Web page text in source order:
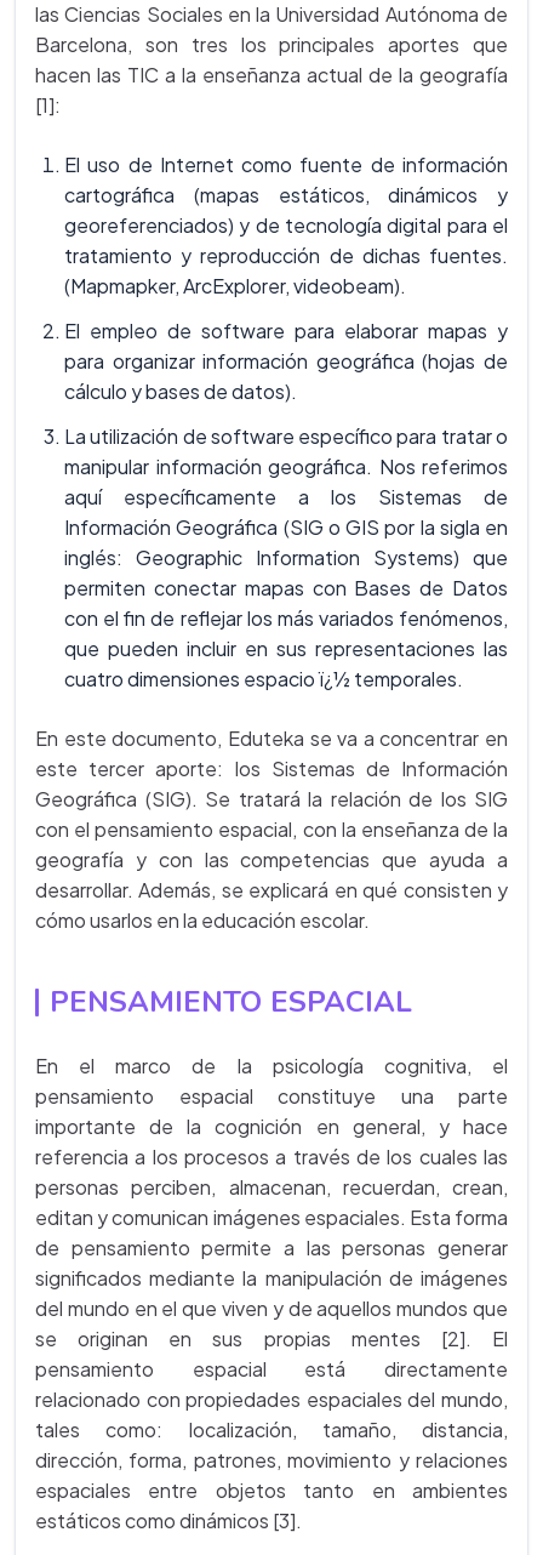
las Ciencias Sociales en la Universidad Autónoma de
Barcelona, son tres los principales aportes que
hacen las TIC a la enseñanza actual de la geografía
[1]:
El uso de Internet como fuente de información
cartográfica (mapas estáticos, dinámicos y
georeferenciados) y de tecnología digital para el
tratamiento y reproducción de dichas fuentes.
(Mapmapker, ArcExplorer, videobeam).
El empleo de software para elaborar mapas y
para organizar información geográfica (hojas de
cálculo y bases de datos).
La utilización de software específico para tratar o
manipular información geográfica. Nos referimos
aquí específicamente a los Sistemas de
Información Geográfica (SIG o GIS por la sigla en
inglés: Geographic Information Systems) que
permiten conectar mapas con Bases de Datos
con el fin de reflejar los más variados fenómenos,
que pueden incluir en sus representaciones las
cuatro dimensiones espacio ï¿½ temporales.
En este documento, Eduteka se va a concentrar en
este tercer aporte: los Sistemas de Información
Geográfica (SIG). Se tratará la relación de los SIG
con el pensamiento espacial, con la enseñanza de la
geografía y con las competencias que ayuda a
desarrollar. Además, se explicará en qué consisten y
cómo usarlos en la educación escolar.
PENSAMIENTO ESPACIAL
En el marco de la psicología cognitiva, el
pensamiento espacial constituye una parte
importante de la cognición en general, y hace
referencia a los procesos a través de los cuales las
personas perciben, almacenan, recuerdan, crean,
editan y comunican imágenes espaciales. Esta forma
de pensamiento permite a las personas generar
significados mediante la manipulación de imágenes
del mundo en el que viven y de aquellos mundos que
se originan en sus propias mentes [2]. El
pensamiento espacial está directamente
relacionado con propiedades espaciales del mundo,
tales como: localización, tamaño, distancia,
dirección, forma, patrones, movimiento y relaciones
espaciales entre objetos tanto en ambientes
estáticos como dinámicos [3].